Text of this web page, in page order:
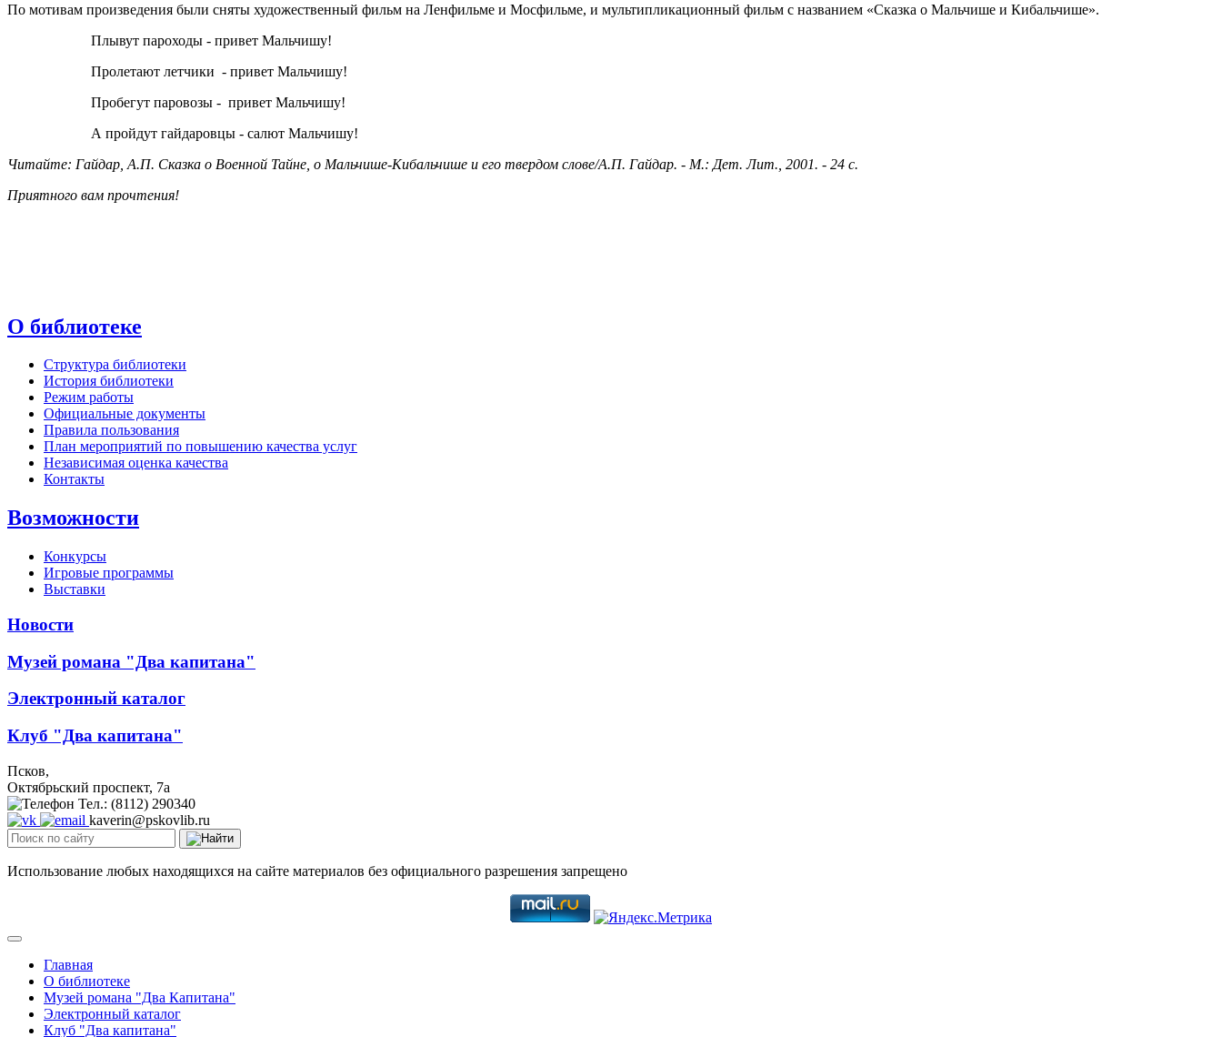
По мотивам произведения были сняты художественный фильм на Ленфильме и Мосфильме, и мультипликационный фильм с названием «Сказка о Мальчише и Кибальчише».
Плывут пароходы - привет Мальчишу!
Пролетают летчики - привет Мальчишу!
Пробегут паровозы - привет Мальчишу!
А пройдут гайдаровцы - салют Мальчишу!
Читайте: Гайдар, А.П. Сказка о Военной Тайне, о Мальчише-Кибальчише и его твердом слове/А.П. Гайдар. - М.: Дет. Лит., 2001. - 24 с.
Приятного вам прочтения!
О библиотеке
Структура библиотеки
История библиотеки
Режим работы
Официальные документы
Правила пользования
План мероприятий по повышению качества услуг
Независимая оценка качества
Контакты
Возможности
Конкурсы
Игровые программы
Выставки
Новости
Музей романа "Два капитана"
Электронный каталог
Клуб "Два капитана"
Псков,
Октябрьский проспект, 7a
Тел.: (8112) 290340
kaverin@pskovlib.ru
Использование любых находящихся на сайте материалов без официального разрешения запрещено
Главная
О библиотеке
Музей романа "Два Капитана"
Электронный каталог
Клуб "Два капитана"